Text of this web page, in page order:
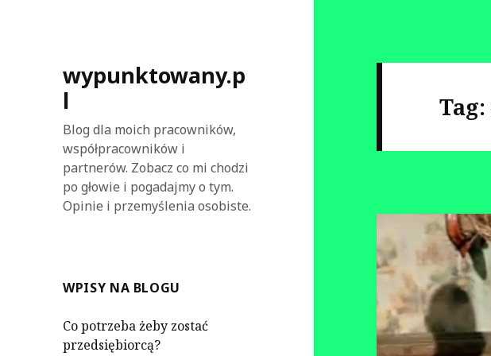
wypunktowany.p
l
Blog dla moich pracowników,
współpracowników i
partnerów. Zobacz co mi chodzi
po głowie i pogadajmy o tym.
Opinie i przemyślenia osobiste.
WPISY NA BLOGU
Co potrzeba żeby zostać
przedsiębiorcą?
Tag: